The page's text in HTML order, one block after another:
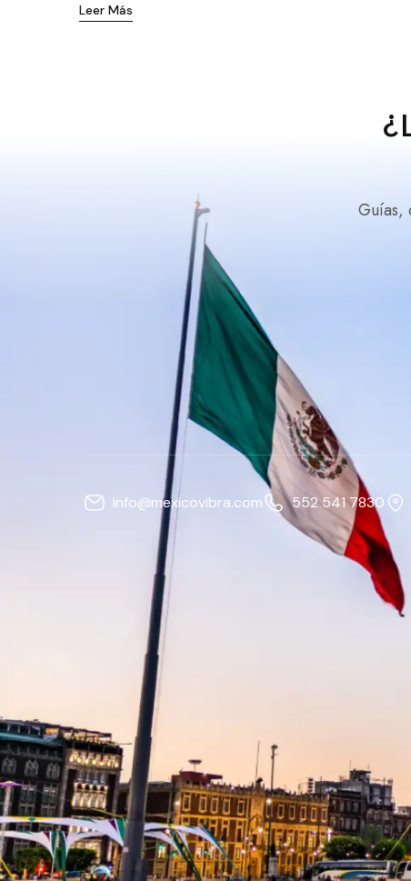
Leer Más
Guías,
info@mexicovibra.com 552 541 7830